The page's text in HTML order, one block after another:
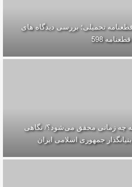
تحمیلی؛ بررسی دیدگاه های
598
چه زمانی محقق می‌شود؟/ نگاهی
جمهوری اسلامی ایران